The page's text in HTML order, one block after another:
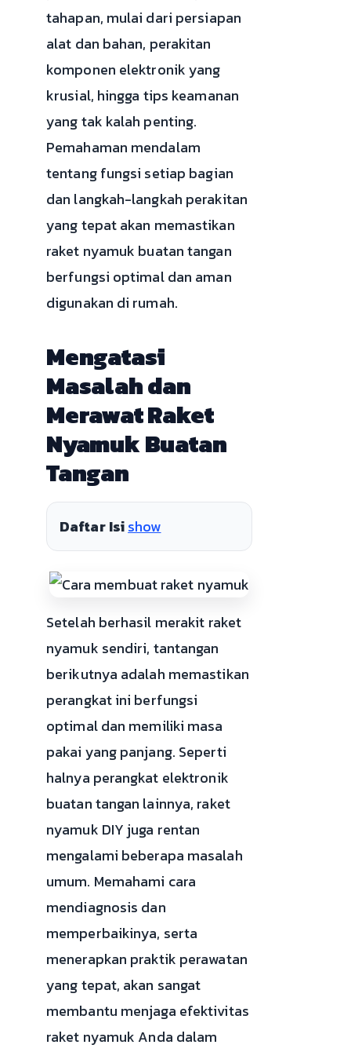
tahapan, mulai dari persiapan
alat dan bahan, perakitan
komponen elektronik yang
krusial, hingga tips keamanan
yang tak kalah penting.
Pemahaman mendalam
tentang fungsi setiap bagian
dan langkah-langkah perakitan
yang tepat akan memastikan
raket nyamuk buatan tangan
berfungsi optimal dan aman
digunakan di rumah.
Mengatasi
Masalah dan
Merawat Raket
Nyamuk Buatan
Tangan
Daftar Isishow
Setelah berhasil merakit raket
nyamuk sendiri, tantangan
berikutnya adalah memastikan
perangkat ini berfungsi
optimal dan memiliki masa
pakai yang panjang. Seperti
halnya perangkat elektronik
buatan tangan lainnya, raket
nyamuk DIY juga rentan
mengalami beberapa masalah
umum. Memahami cara
mendiagnosis dan
memperbaikinya, serta
menerapkan praktik perawatan
yang tepat, akan sangat
membantu menjaga efektivitas
raket nyamuk Anda dalam